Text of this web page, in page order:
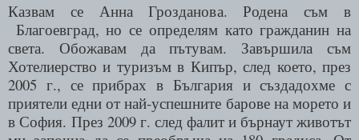
Казвам се Анна Грозданова. Родена съм в
Благоевград, но се определям като гражданин на
света. Обожавам да пътувам. Завършила съм
Хотелиерство и туризъм в Кипър, след което, през
2005 г., се прибрах в България и създадохме с
приятели едни от най-успешните барове на морето и
в София. През 2009 г. след фалит и бърнаут животът